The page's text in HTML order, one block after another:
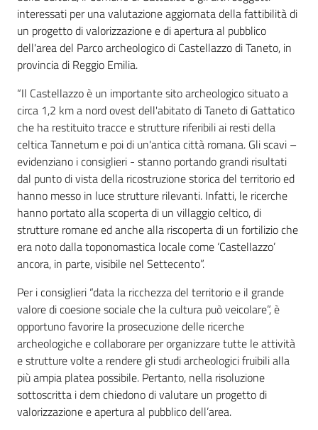
interessati per una valutazione aggiornata della fattibilità di
un progetto di valorizzazione e di apertura al pubblico
dell'area del Parco archeologico di Castellazzo di Taneto, in
provincia di Reggio Emilia.
“Il Castellazzo è un importante sito archeologico situato a
circa 1,2 km a nord ovest dell'abitato di Taneto di Gattatico
che ha restituito tracce e strutture riferibili ai resti della
celtica Tannetum e poi di un'antica città romana. Gli scavi –
evidenziano i consiglieri - stanno portando grandi risultati
dal punto di vista della ricostruzione storica del territorio ed
hanno messo in luce strutture rilevanti. Infatti, le ricerche
hanno portato alla scoperta di un villaggio celtico, di
strutture romane ed anche alla riscoperta di un fortilizio che
era noto dalla toponomastica locale come ‘Castellazzo’
ancora, in parte, visibile nel Settecento”.
Per i consiglieri “data la ricchezza del territorio e il grande
valore di coesione sociale che la cultura può veicolare”, è
opportuno favorire la prosecuzione delle ricerche
archeologiche e collaborare per organizzare tutte le attività
e strutture volte a rendere gli studi archeologici fruibili alla
più ampia platea possibile. Pertanto, nella risoluzione
sottoscritta i dem chiedono di valutare un progetto di
valorizzazione e apertura al pubblico dell’area.